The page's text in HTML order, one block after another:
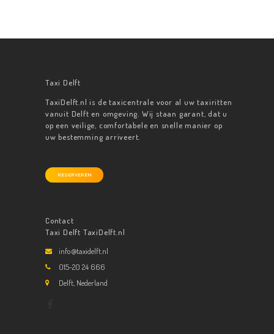
Taxi Delft
TaxiDelft.nl is de taxicentrale voor al uw taxiritten
vanuit Delft en omgeving. Wij staan garant, dat u
op een veilige, comfortabele en snelle manier op
uw bestemming arriveert.
RESERVEREN
Contact
Taxi Delft TaxiDelft.nl
info@taxidelft.nl
015-20 24 666
Delft, Nederland